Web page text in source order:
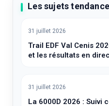
Les sujets
31 juillet 2026
Trail EDF Val Cenis
et les résultats en
31 juillet 2026
La 6000D 2026 : Suivi